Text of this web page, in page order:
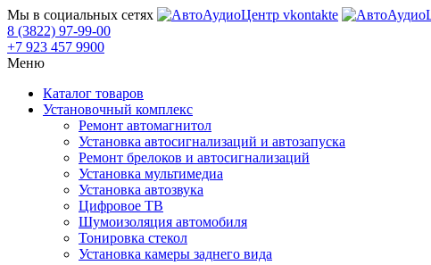
Мы в социальных сетях
8 (3822) 97-99-00
+7 923 457 9900
Меню
Каталог товаров
Установочный комплекс
Ремонт автомагнитол
Установка автосигнализаций и автозапуска
Ремонт брелоков и автосигнализаций
Установка мультимедиа
Установка автозвука
Цифровое ТВ
Шумоизоляция автомобиля
Тонировка стекол
Установка камеры заднего вида